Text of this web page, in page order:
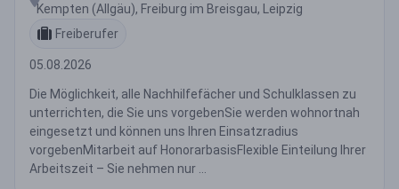
Kempten (Allgäu), Freiburg im Breisgau, Leipzig
Freiberufer
05.08.2026
Die Möglichkeit, alle Nachhilfefächer und Schulklassen zu
unterrichten, die Sie uns vorgebenSie werden wohnortnah
eingesetzt und können uns Ihren Einsatzradius
vorgebenMitarbeit auf HonorarbasisFlexible Einteilung Ihrer
Arbeitszeit – Sie nehmen nur ...